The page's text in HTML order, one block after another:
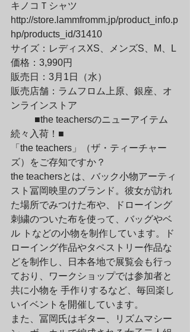
キノコＴシャツ
http://store.lammfromm.jp/product_info.p
hp/products_id/31410
サイズ：レディスXS、メンズS、M、L
価格：3,990円
販売日：3月1日（水）
販売店舗：ラムフロム上原、銀座、オ
ンラインストア
続々入荷！■
「the teachers」（ザ・ティーチャー
ズ）をご存知ですか？
the teachersとは、バック小物アーティ
スト冨岡映里のブランド。彼女が訪れ
た場所でみつけた布や、ドローイング
刺繍のついた布を使って、バッグやベ
ル トなどの小物を制作しています。ド
ローイング作品やタペストリー作品な
どを制作し、日本各地で展覧会も行っ
ており、ワークショップでは参加者と
共に小物を 手作りするなど、毎回楽し
いイベントを開催しています。
また、冨岡氏はギター、リズムマシー